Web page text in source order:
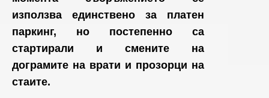
използва единствено за платен
паркинг, но постепенно са
стартирали и смените на
дограмите на врати и прозорци на
стаите.